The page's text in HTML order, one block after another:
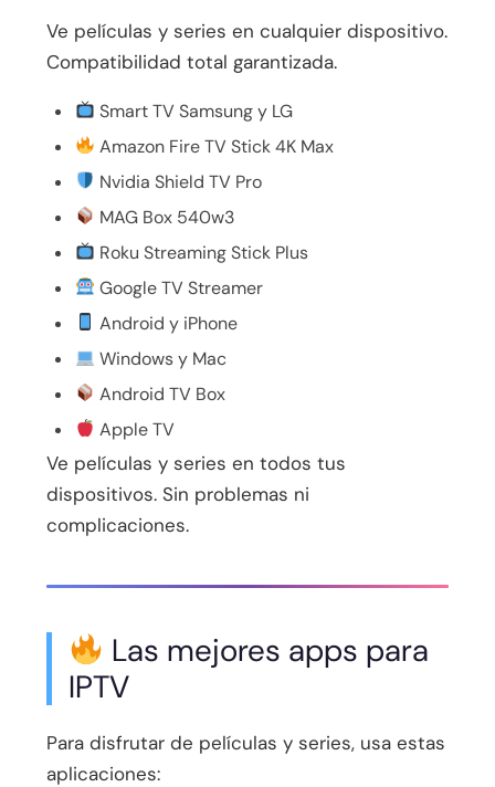
Ve películas y series en cualquier dispositivo.
Compatibilidad total garantizada.
Smart TV Samsung y LG
Amazon Fire TV Stick 4K Max
Nvidia Shield TV Pro
MAG Box 540w3
Roku Streaming Stick Plus
Google TV Streamer
Android y iPhone
Windows y Mac
Android TV Box
Apple TV
Ve películas y series en todos tus
dispositivos. Sin problemas ni
complicaciones.
Las mejores apps para
IPTV
Para disfrutar de películas y series, usa estas
aplicaciones: